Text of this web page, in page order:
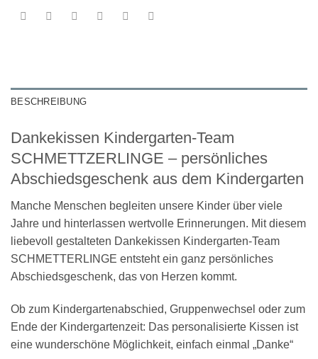
BESCHREIBUNG
Dankekissen Kindergarten-Team
SCHMETTZERLINGE – persönliches
Abschiedsgeschenk aus dem Kindergarten
Manche Menschen begleiten unsere Kinder über viele
Jahre und hinterlassen wertvolle Erinnerungen. Mit diesem
liebevoll gestalteten Dankekissen Kindergarten-Team
SCHMETTERLINGE entsteht ein ganz persönliches
Abschiedsgeschenk, das von Herzen kommt.
Ob zum Kindergartenabschied, Gruppenwechsel oder zum
Ende der Kindergartenzeit: Das personalisierte Kissen ist
eine wunderschöne Möglichkeit, einfach einmal „Danke“